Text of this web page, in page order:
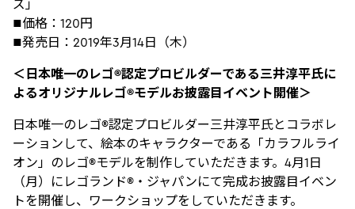
ズ」
■価格：120円
■発売日：2019年3月14日（木）
＜日本唯一のレゴ®認定プロビルダーである三井淳平氏に
よるオリジナルレゴ®モデルお披露目イベント開催＞
日本唯一のレゴ®認定プロビルダー三井淳平氏とコラボレ
ーションして、絵本のキャラクターである「カラフルライ
オン」のレゴ®モデルを制作していただきます。4月1日
（月）にレゴランド®・ジャパンにて完成お披露目イベン
トを開催し、ワークショップをしていただきます。